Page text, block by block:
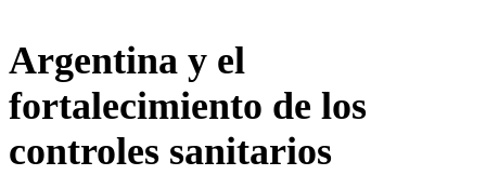
Argentina y el
fortalecimiento de los
controles sanitarios